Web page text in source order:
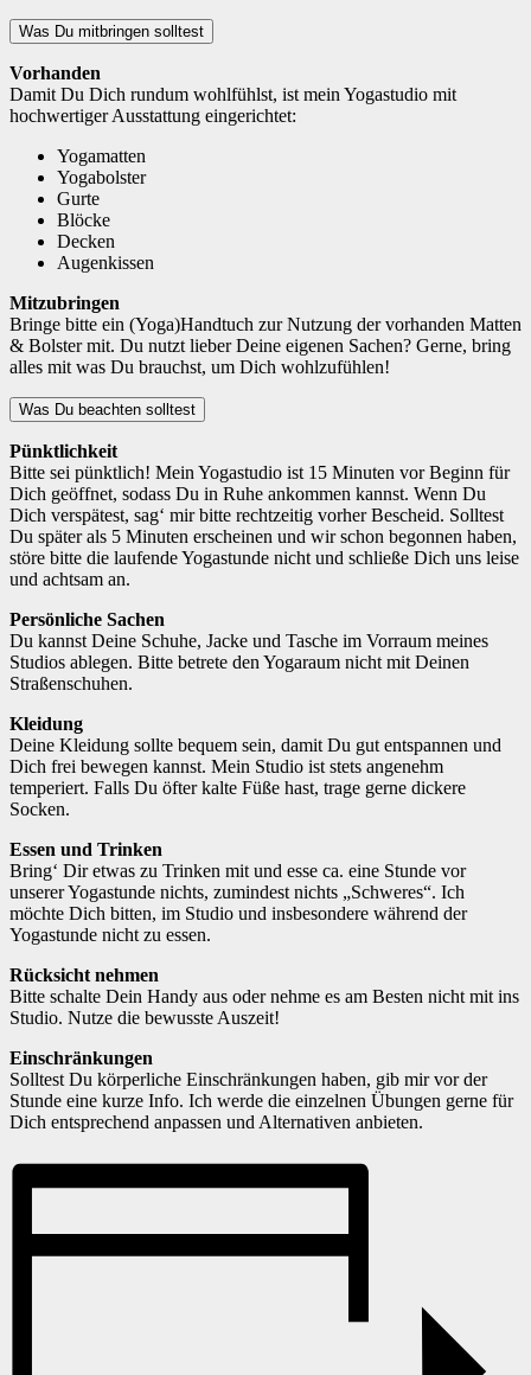
Was Du mitbringen solltest
Vorhanden
Damit Du Dich rundum wohlfühlst, ist mein Yogastudio mit
hochwertiger Ausstattung eingerichtet:
Yogamatten
Yogabolster
Gurte
Blöcke
Decken
Augenkissen
Mitzubringen
Bringe bitte ein (Yoga)Handtuch zur Nutzung der vorhanden Matten
& Bolster mit. Du nutzt lieber Deine eigenen Sachen? Gerne, bring
alles mit was Du brauchst, um Dich wohlzufühlen!
Was Du beachten solltest
Pünktlichkeit
Bitte sei pünktlich! Mein Yogastudio ist 15 Minuten vor Beginn für
Dich geöffnet, sodass Du in Ruhe ankommen kannst. Wenn Du
Dich verspätest, sag‘ mir bitte rechtzeitig vorher Bescheid. Solltest
Du später als 5 Minuten erscheinen und wir schon begonnen haben,
störe bitte die laufende Yogastunde nicht und schließe Dich uns leise
und achtsam an.
Persönliche Sachen
Du kannst Deine Schuhe, Jacke und Tasche im Vorraum meines
Studios ablegen. Bitte betrete den Yogaraum nicht mit Deinen
Straßenschuhen.
Kleidung
Deine Kleidung sollte bequem sein, damit Du gut entspannen und
Dich frei bewegen kannst. Mein Studio ist stets angenehm
temperiert. Falls Du öfter kalte Füße hast, trage gerne dickere
Socken.
Essen und Trinken
Bring‘ Dir etwas zu Trinken mit und esse ca. eine Stunde vor
unserer Yogastunde nichts, zumindest nichts „Schweres“. Ich
möchte Dich bitten, im Studio und insbesondere während der
Yogastunde nicht zu essen.
Rücksicht nehmen
Bitte schalte Dein Handy aus oder nehme es am Besten nicht mit ins
Studio. Nutze die bewusste Auszeit!
Einschränkungen
Solltest Du körperliche Einschränkungen haben, gib mir vor der
Stunde eine kurze Info. Ich werde die einzelnen Übungen gerne für
Dich entsprechend anpassen und Alternativen anbieten.